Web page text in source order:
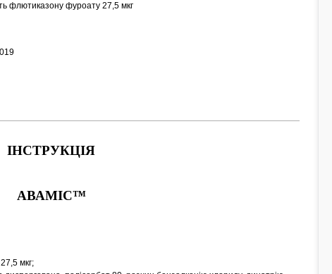
флютиказону фуроату 27,5 мкг
ІНСТРУКЦІЯ
АВАМІС™
мкг;